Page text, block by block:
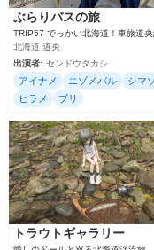
ぶらりバスの旅
TRIP57 でっかい北海道！車旅道央
北海道 道央
出演者: センドウタカシ
アイナメ エゾメバル
シマ
ヒラメ
ブリ
トラウトギャラリー